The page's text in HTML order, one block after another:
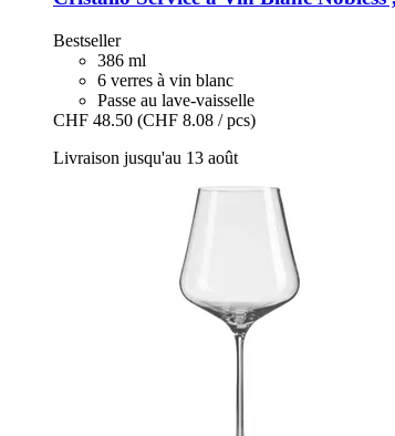
Bestseller
386 ml
6 verres à vin blanc
Passe au lave-vaisselle
CHF 48.50 (CHF 8.08 / pcs)
Livraison jusqu'au 13 août